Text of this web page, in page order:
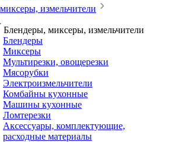
измельчители
Блендеры, миксеры, измельчители
Блендеры
Миксеры
Мультирезки, овощерезки
Мясорубки
Электроизмельчители
Комбайны кухонные
Машины кухонные
Ломтерезки
Аксессуары, комплектующие,
расходные материалы